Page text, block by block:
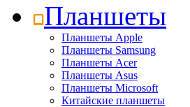
Планшеты
Планшеты Apple
Планшеты Samsung
Планшеты Acer
Планшеты Asus
Планшеты Microsoft
Китайские планшеты